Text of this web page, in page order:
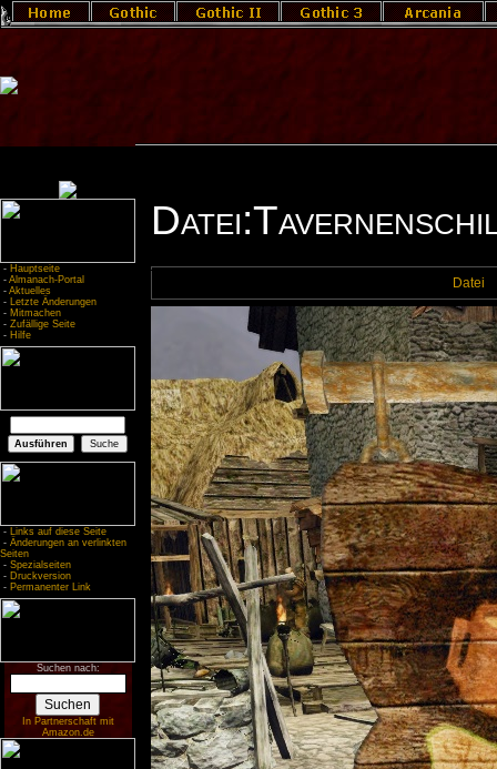
- Hauptseite
- Almanach-Portal
- Aktuelles
- Letzte Änderungen
- Mitmachen
- Zufällige Seite
- Hilfe
- Links auf diese Seite
- Änderungen an verlinkten
Seiten
- Spezialseiten
- Druckversion
- Permanenter Link
Suchen nach:
In Partnerschaft mit
Amazon.de
Datei